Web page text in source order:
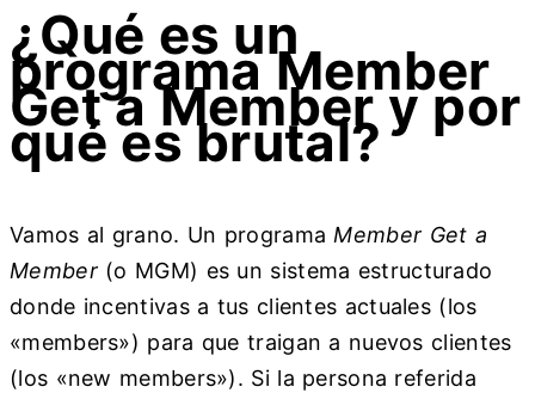
¿Qué es un
programa Member
Get a Member y por
qué es brutal?
Vamos al grano. Un programaMember Get a
Member(o MGM) es un sistema estructurado
donde incentivas a tus clientes actuales (los
«members») para que traigan a nuevos clientes
(los «new members»). Si la persona referida